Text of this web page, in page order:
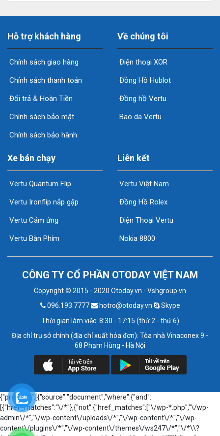
Hỗ trợ khách hàng
Chính sách giao hàng
Chính sách thanh toán
Đổi trả & Hoàn Tiền
Chính sách bảo mật
Chính sách bảo hành
Về chúng tôi
Điện thoại XOR
Đồng Hồ Hublot
Đồng hồ Vertu
Bao da Vertu
Xe bán chạy
Vertu Quantum Flip
Vertu Ironflip nắp gập
Vertu Cảm ứng
Vertu Bàn Phím
Liên kết
Vertu Việt Nam
Đồng Hồ Rolex
Điện Thoại Vertu
Nokia 8800
CÔNG TY CỔ PHẦN OTODAY VIỆT NAM
Copyright © 2015 - 2020 Otoday.vn - Vshgroup.vn
096.193.7777
hotro@otoday.vn
Skype
Thời gian làm việc: 8:30 - 17:15 (thứ 2 - thứ 6)
Địa chỉ trụ sở chính (địa chỉ xuất hóa đơn): Tòa nhà Vinaconex 9 -
68 Phạm Hùng - Hà Nội
{"prefetch":[{"source":"document","where":{"and":
[{"href_matches":"\/*"},{"not":{"href_matches":["\/wp-*.php","\/wp-
admin\/*","\/wp-content\/uploads\/*","\/wp-content\/*","\/wp-
content\/plugins\/*","\/wp-content\/themes\/ws247\/*","\/*\\?